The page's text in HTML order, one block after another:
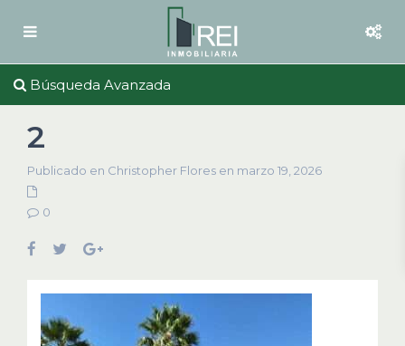
Búsqueda Avanzada
2
Publicado en Christopher Flores en marzo 19, 2026
0